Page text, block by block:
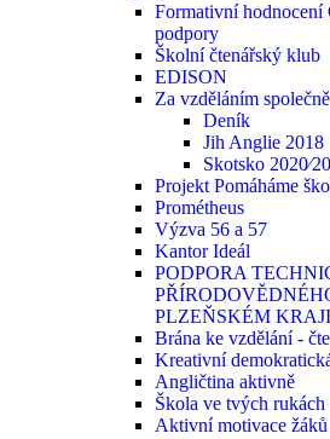
Formativní hodnocení
podpory
Školní čtenářský klub
EDISON
Za vzděláním společně
Deník
Jih Anglie 2018
Skotsko
Projekt Pomáháme
Prométheus
Výzva 56 a 57
Kantor Ideál
PODPORA
PLZEŇSKÉM KRAJI
Brána ke vzdělání -
Kreativní
Angličtina aktivně
Škola ve tvých rukách
Aktivní motivace žáků